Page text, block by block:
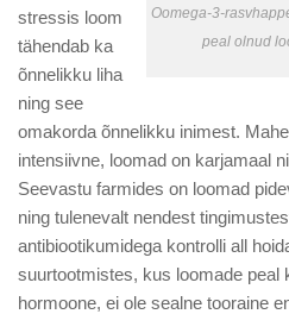
Oomega-3-
peal olnud
stressis loom
tähendab ka
õnnelikku liha
ning see
omakorda õnnelikku inimest.
intensiivne, loomad on karjamaal
Seevastu farmides on loomad
ning tulenevalt nendest
antibiootikumidega kontrolli all
suurtootmistes, kus loomade peal
hormoone, ei ole sealne tooraine